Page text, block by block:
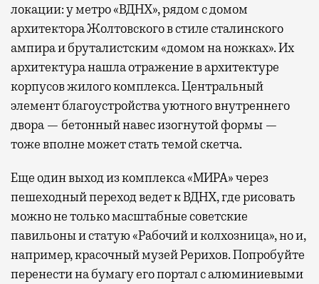
локации: у метро «ВДНХ», рядом с домом
архитектора Жолтовского в стиле сталинского
ампира и бруталистским «домом на ножках». Их
архитектура нашла отражение в архитектуре
корпусов жилого комплекса. Центральный
элемент благоустройства уютного внутреннего
двора — бетонный навес изогнутой формы —
тоже вполне может стать темой скетча.
Еще один выход из комплекса «МИРА» через
пешеходный переход ведет к ВДНХ, где рисовать
можно не только масштабные советские
павильоны и статую «Рабочий и колхозница», но и,
например, красочный музей Рерихов. Попробуйте
перенести на бумагу его портал с алюминиевыми